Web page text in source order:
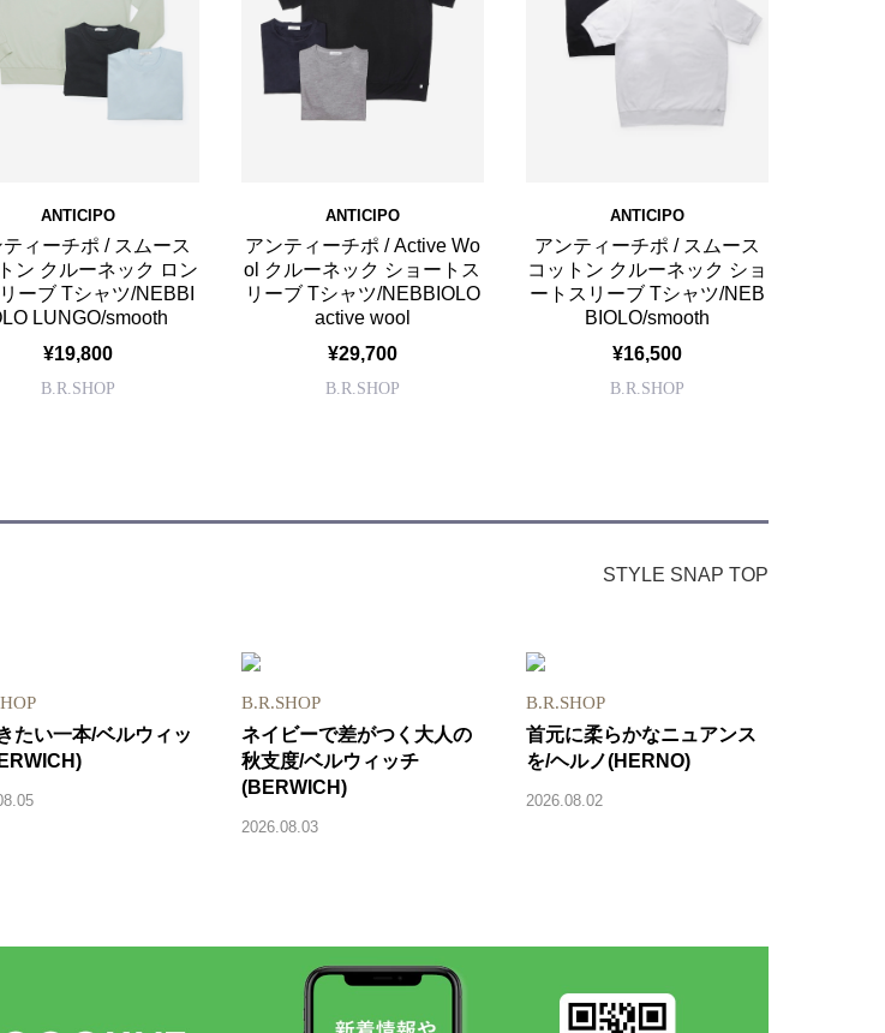
ANTICIPO
ティーチポ / スムース
ン クルーネック ロン
ーブ Tシャツ/NEBBI
LUNGO/smooth
¥19,800
B.R.SHOP
ANTICIPO
アンティーチポ / Active Wo
ol クルーネック ショートス
リーブ Tシャツ/NEBBIOLO
active wool
¥29,700
B.R.SHOP
ANTICIPO
アンティーチポ / スムース
コットン クルーネック ショ
ートスリーブ Tシャツ/NEB
BIOLO/smooth
¥16,500
B.R.SHOP
STYLE SNAP TOP
たい一本/ベルウィッ
B.R.SHOP
ネイビーで差がつく大人の
秋支度/ベルウィッチ
(BERWICH)
2026.08.03
B.R.SHOP
首元に柔らかなニュアンス
を/ヘルノ(HERNO)
2026.08.02